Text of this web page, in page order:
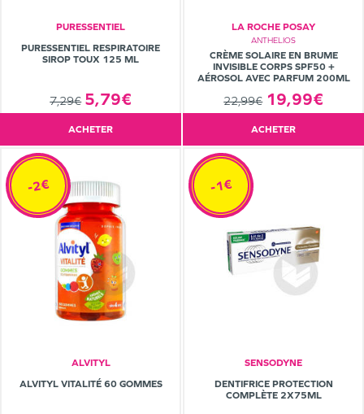
PURESSENTIEL
PURESSENTIEL RESPIRATOIRE
SIROP TOUX 125 ML
7,29€ 5,79€
ACHETER
LA ROCHE POSAY
ANTHELIOS
CRÈME SOLAIRE EN BRUME
INVISIBLE CORPS SPF50 +
AÉROSOL AVEC PARFUM 200ML
22,99€ 19,99€
ACHETER
ALVITYL
ALVITYL VITALITÉ 60 GOMMES
-2€
SENSODYNE
DENTIFRICE PROTECTION
COMPLÈTE 2X75ML
-1€